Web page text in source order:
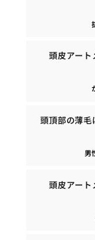
頭皮アート
頭頂部の薄
男
頭皮アート